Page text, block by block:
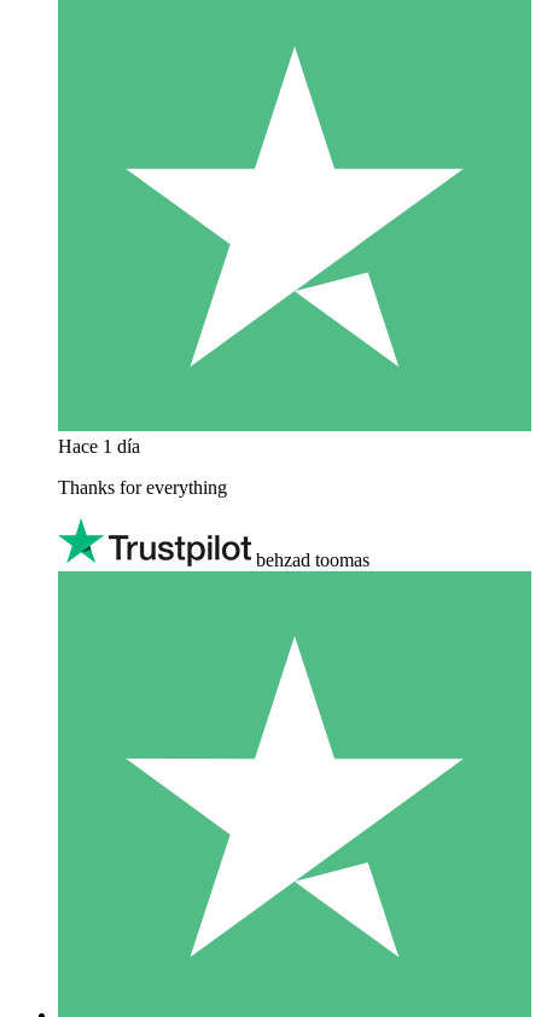
Hace 1 día
Thanks for everything
behzad toomas